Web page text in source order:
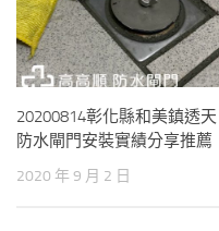
20200814彰化縣和美鎮透天
防水閘門安裝實績分享推薦
2020 年 9 月 2 日